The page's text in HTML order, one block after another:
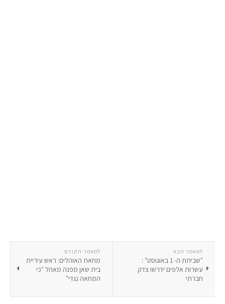
למאמר הקודם
מחאת האוהלים: ראש עיריית
בית שאן מפנה מאהל "כי
המחאה נגדי"
למאמר הבא
"שביתת ה- 1 באוגוסט" :
עשרות אלפים ידרשו צדק
חברתי